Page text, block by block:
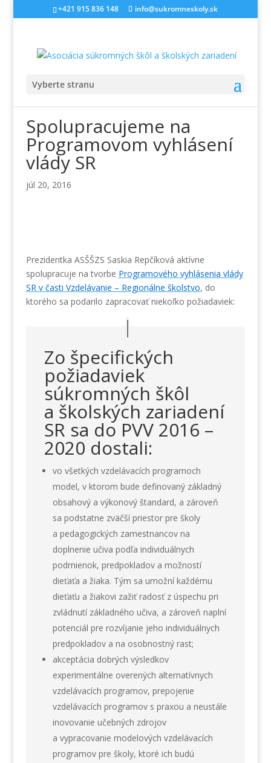
+421 915 836 148 info@sukromneskoly.sk
Vyberte stranu
Spolupracujeme na
Programovom vyhlásení
vlády SR
júl 20, 2016
Prezidentka ASŠŠZS Saskia Repčíková aktívne
spolupracuje na tvorbe Programového vyhlásenia vlády
SR v časti Vzdelávanie – Regionálne školstvo, do
ktorého sa podarilo zapracovať niekoľko požiadaviek:
Zo špecifických
požiadaviek
súkromných škôl
a školských zariadení
SR sa do PVV 2016 –
2020 dostali:
vo všetkých vzdelávacích programoch
model, v ktorom bude definovaný základný
obsahový a výkonový štandard, a zároveň
sa podstatne zväčší priestor pre školy
a pedagogických zamestnancov na
doplnenie učiva podľa individuálnych
podmienok, predpokladov a možností
dieťaťa a žiaka. Tým sa umožní každému
dieťaťu a žiakovi zažiť radosť z úspechu pri
zvládnutí základného učiva, a zároveň naplní
potenciál pre rozvíjanie jeho individuálnych
predpokladov a na osobnostný rast;
akceptácia dobrých výsledkov
experimentálne overených alternatívnych
vzdelávacích programov, prepojenie
vzdelávacích programov s praxou a neustále
inovovanie učebných zdrojov
a vypracovanie modelových vzdelávacích
programov pre školy, ktoré ich budú